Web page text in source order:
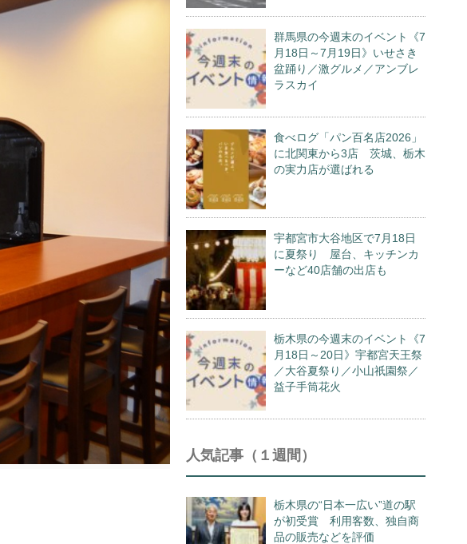
群馬県の今週末のイベント《7
月18日～7月19日》いせさき
盆踊り／激グルメ／アンブレ
ラスカイ
食べログ「パン百名店2026」
に北関東から3店 茨城、栃木
の実力店が選ばれる
宇都宮市大谷地区で7月18日
に夏祭り 屋台、キッチンカ
ーなど40店舗の出店も
栃木県の今週末のイベント《7
月18日～20日》宇都宮天王祭
／大谷夏祭り／小山祇園祭／
益子手筒花火
人気記事（１週間）
栃木県の“日本一広い”道の駅
が初受賞 利用客数、独自商
品の販売などを評価